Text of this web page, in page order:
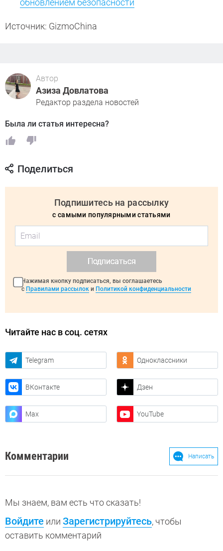
обновлением безопасности
Источник: GizmoChina
Автор
Азиза Довлатова
Редактор раздела новостей
Была ли статья интересна?
Поделиться
Подпишитесь на рассылку
с самыми популярными статьями
Подписаться
Нажимая кнопку подписаться, вы соглашаетесь
с Правилами рассылок и Политикой конфиденциальности
Читайте нас в соц. сетях
Telegram Одноклассники
ВКонтакте Дзен
Max YouTube
Комментарии Написать
Мы знаем, вам есть что сказать!
Войдите или Зарегистрируйтесь, чтобы
оставить комментарий